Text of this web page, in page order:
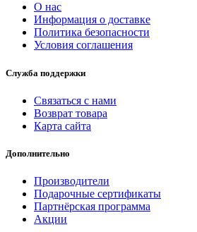
О нас
Информация о доставке
Политика безопасности
Условия соглашения
Служба поддержки
Связаться с нами
Возврат товара
Карта сайта
Дополнительно
Производители
Подарочные сертификаты
Партнёрская программа
Акции